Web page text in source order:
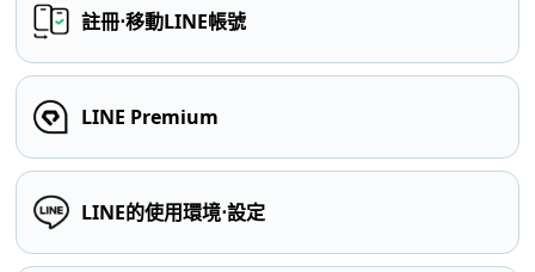
註冊⋅移動LINE帳號
LINE Premium
LINE的使用環境⋅設定